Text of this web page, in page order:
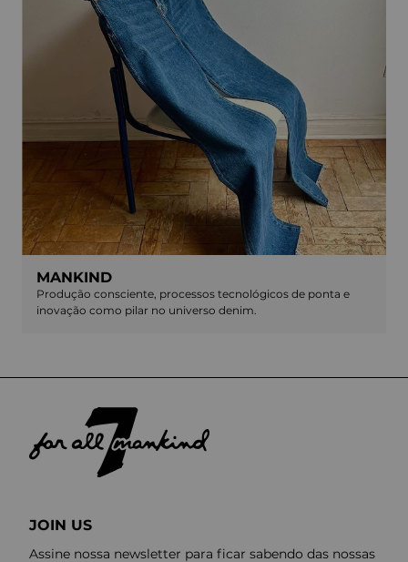
MANKIND
Produção consciente, processos tecnológicos de ponta e
inovação como pilar no universo denim.
JOIN US
Assine nossa newsletter para ficar sabendo das nossas